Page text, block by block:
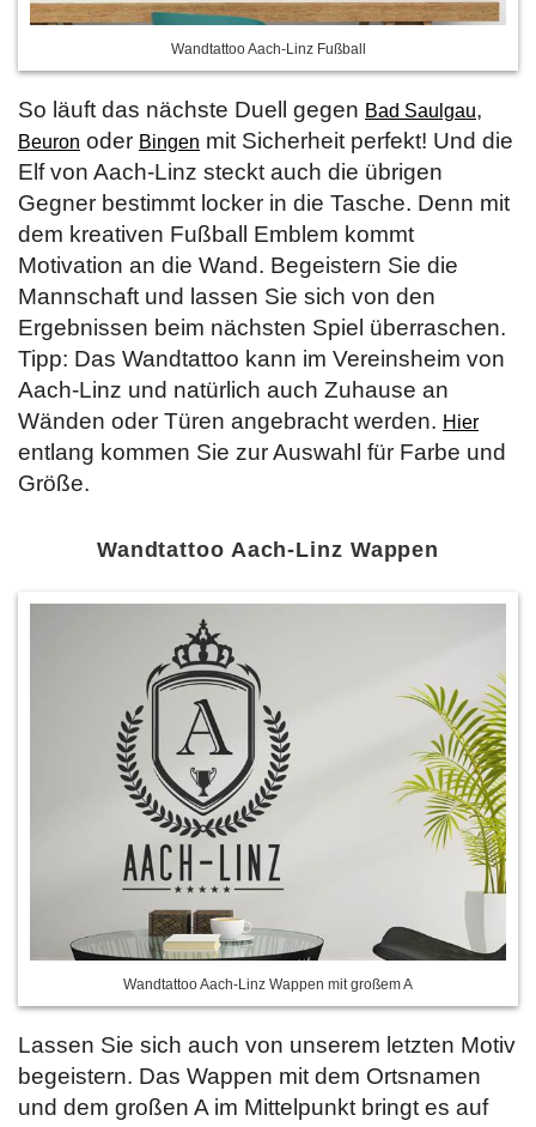
Wandtattoo Aach-Linz Fußball
So läuft das nächste Duell gegen Bad Saulgau,
Beuron oder Bingen mit Sicherheit perfekt! Und die
Elf von Aach-Linz steckt auch die übrigen
Gegner bestimmt locker in die Tasche. Denn mit
dem kreativen Fußball Emblem kommt
Motivation an die Wand. Begeistern Sie die
Mannschaft und lassen Sie sich von den
Ergebnissen beim nächsten Spiel überraschen.
Tipp: Das Wandtattoo kann im Vereinsheim von
Aach-Linz und natürlich auch Zuhause an
Wänden oder Türen angebracht werden. Hier
entlang kommen Sie zur Auswahl für Farbe und
Größe.
Wandtattoo Aach-Linz Wappen
Wandtattoo Aach-Linz Wappen mit großem A
Lassen Sie sich auch von unserem letzten Motiv
begeistern. Das Wappen mit dem Ortsnamen
und dem großen A im Mittelpunkt bringt es auf